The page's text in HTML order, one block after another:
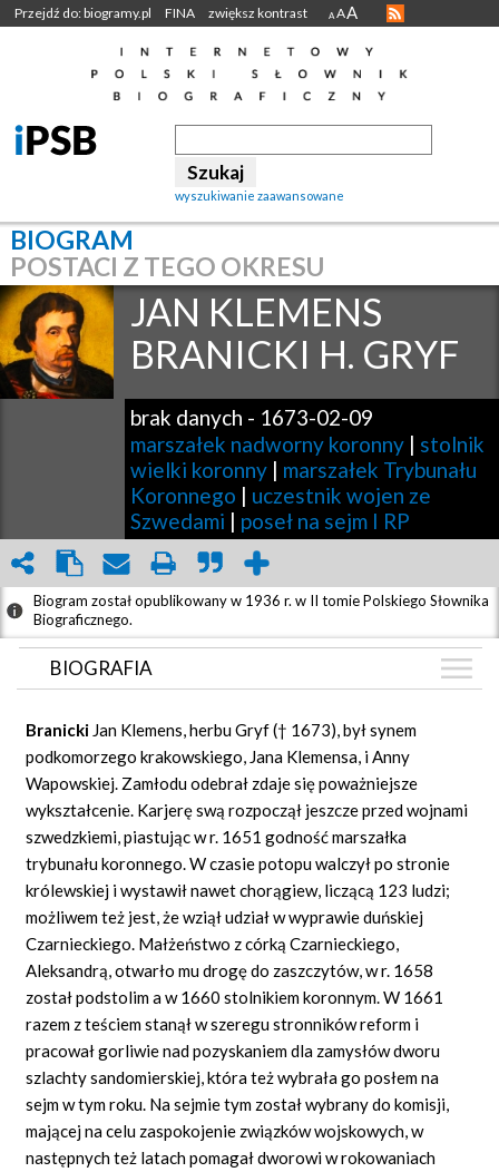
Przejdź do: biogramy.pl FINA zwiększ kontrast A AA
wyszukiwanie zaawansowane
BIOGRAM
POSTACI Z TEGO OKRESU
JAN KLEMENS
BRANICKI H. GRYF
brak danych - 1673-02-09
marszałek nadworny koronny | stolnik
wielki koronny | marszałek Trybunału
Koronnego | uczestnik wojen ze
Szwedami | poseł na sejm I RP
Biogram został opublikowany w 1936 r. w II tomie Polskiego Słownika
Biograficznego.
BIOGRAFIA
ZDJĘCIA (1)
GRAF POWIĄZAŃ
DYSKUSJA
Mapa
Branicki Jan Klemens, herbu Gryf († 1673), był synem
podkomorzego krakowskiego, Jana Klemensa, i Anny
Wapowskiej. Zamłodu odebrał zdaje się poważniejsze
wykształcenie. Karjerę swą rozpoczął jeszcze przed wojnami
szwedzkiemi, piastując w r. 1651 godność marszałka
trybunału koronnego. W czasie potopu walczył po stronie
królewskiej i wystawił nawet chorągiew, liczącą 123 ludzi;
możliwem też jest, że wziął udział w wyprawie duńskiej
Czarnieckiego. Małżeństwo z córką Czarnieckiego,
Aleksandrą, otwarło mu drogę do zaszczytów, w r. 1658
został podstolim a w 1660 stolnikiem koronnym. W 1661
razem z teściem stanął w szeregu stronników reform i
pracował gorliwie nad pozyskaniem dla zamysłów dworu
szlachty sandomierskiej, która też wybrała go posłem na
sejm w tym roku. Na sejmie tym został wybrany do komisji,
mającej na celu zaspokojenie związków wojskowych, w
następnych też latach pomagał dworowi w rokowaniach